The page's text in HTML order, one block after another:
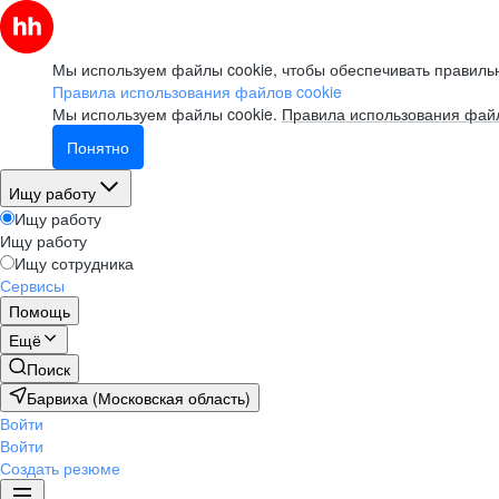
Мы используем файлы cookie, чтобы обеспечивать
Правила использования файлов cookie
Мы используем файлы cookie. Правила использования
Понятно
Ищу работу
Ищу работу
Ищу работу
Ищу сотрудника
Сервисы
Помощь
Ещё
Поиск
Барвиха (Московская область)
Войти
Войти
Создать резюме